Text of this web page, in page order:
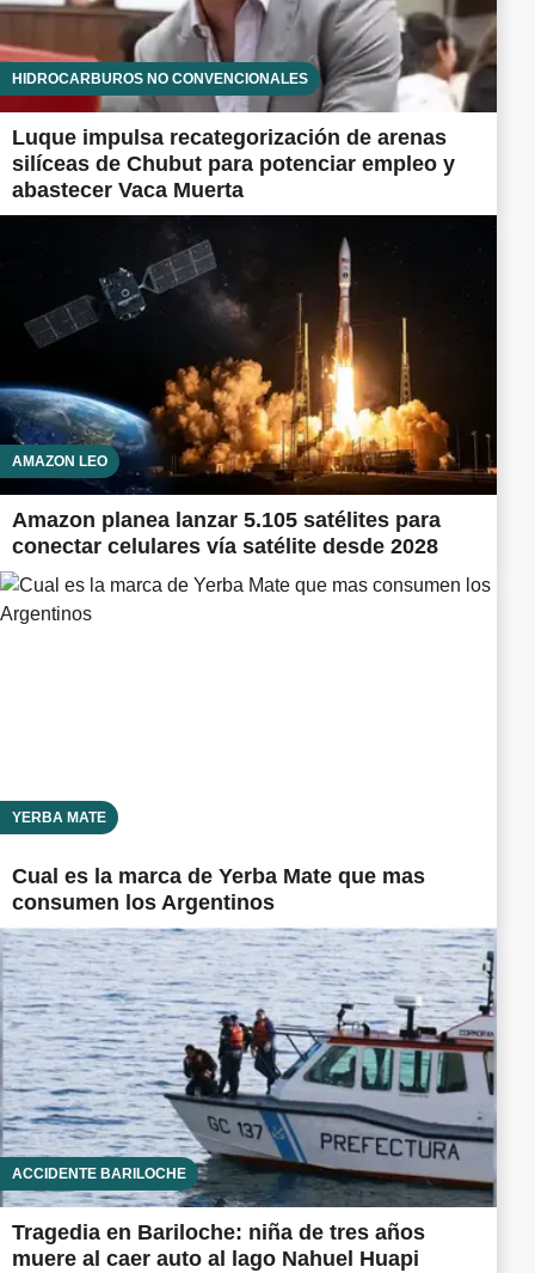
HIDROCARBUROS NO CONVENCIONALES
Luque impulsa recategorización de arenas
silíceas de Chubut para potenciar empleo y
abastecer Vaca Muerta
AMAZON LEO
Amazon planea lanzar 5.105 satélites para
conectar celulares vía satélite desde 2028
YERBA MATE
Cual es la marca de Yerba Mate que mas
consumen los Argentinos
ACCIDENTE BARILOCHE
Tragedia en Bariloche: niña de tres años
muere al caer auto al lago Nahuel Huapi